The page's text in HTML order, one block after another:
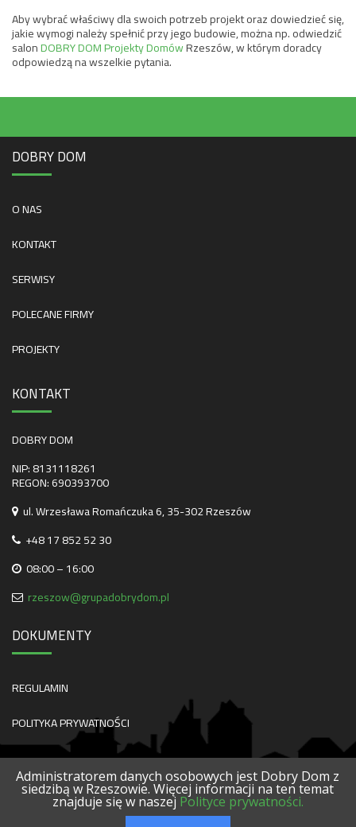
Aby wybrać właściwy dla swoich potrzeb projekt oraz dowiedzieć się,
jakie wymogi należy spełnić przy jego budowie, można np. odwiedzić
salonDOBRY DOM Projekty DomówRzeszów, w którym doradcy
odpowiedzą na wszelkie pytania.
DOBRY DOM
O NAS
KONTAKT
SERWISY
POLECANE FIRMY
PROJEKTY
KONTAKT
DOBRY DOM
NIP: 8131118261
REGON: 690393700
ul. Wrzesława Romańczuka 6, 35-302 Rzeszów
+48 17 852 52 30
08:00 – 16:00
rzeszow@grupadobrydom.pl
DOKUMENTY
REGULAMIN
POLITYKA PRYWATNOŚCI
Administratorem danych osobowych jest Dobry Dom z
siedzibą w Rzeszowie. Więcej informacji na ten temat
znajduje się w naszej Polityce prywatności.